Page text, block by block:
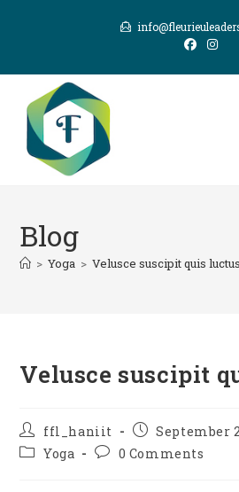
Blog
> Yoga > Velusce suscipit quis luctus
Velusce suscipit
Post
author:
ffl_haniit
Post
published:
September
PostYoga
Post0 Comments